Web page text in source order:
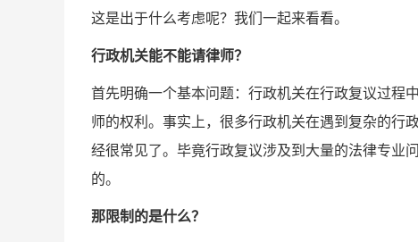
这是出于什么考虑呢？我们一起来看看。
行政机关能不能请律师？
首先明确一个基本问题：行政机关在行政复议过程
师的权利。事实上，很多行政机关在遇到复杂的行
经很常见了。毕竟行政复议涉及到大量的法律专业
的。
那限制的是什么？